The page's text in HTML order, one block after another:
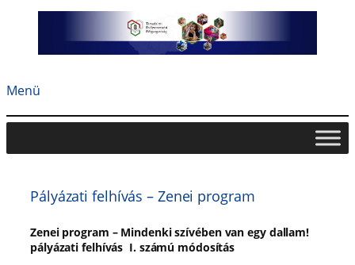
Menü
Pályázati felhívás – Zenei program
Zenei program – Mindenki szívében van egy dallam!
pályázati felhívás I. számú módosítás